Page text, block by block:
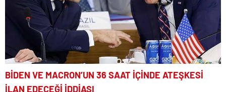
BİDEN VE MACRON’UN 36 SAAT İÇİNDE ATEŞKESİ
İLAN EDECEĞİ İDDİASI